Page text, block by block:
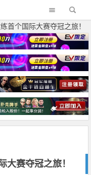
首个国际大赛夺冠之旅！
大赛夺冠之旅！